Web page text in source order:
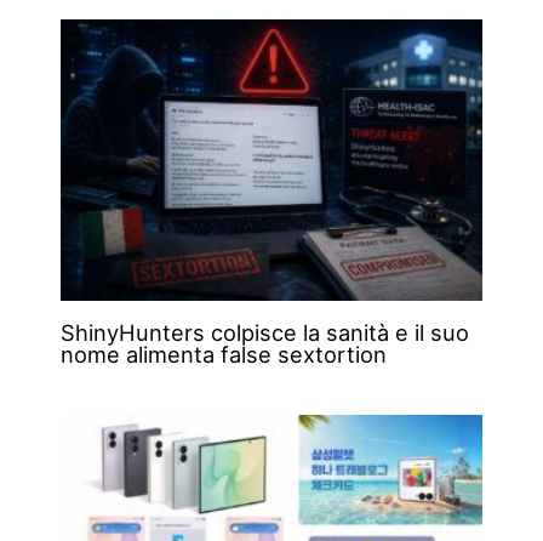
ShinyHunters colpisce la sanità e il suo
nome alimenta false sextortion